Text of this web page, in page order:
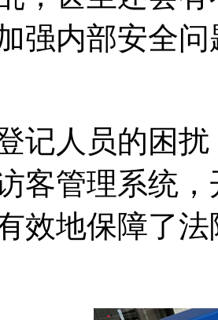
强内部安全
记人员的困
客管理系统
效地保障了